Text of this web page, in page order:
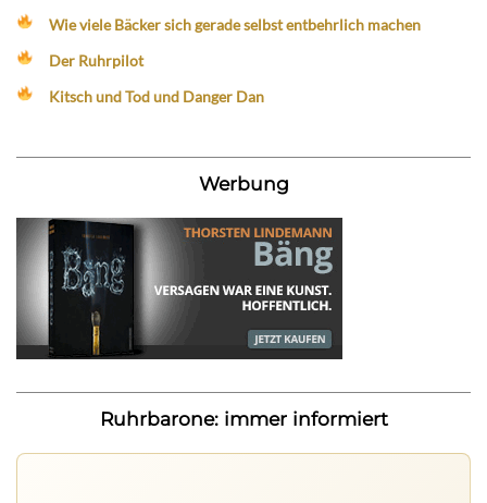
Wie viele Bäcker sich gerade selbst entbehrlich machen
Der Ruhrpilot
Kitsch und Tod und Danger Dan
Werbung
Ruhrbarone: immer informiert